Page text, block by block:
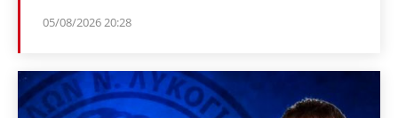
05/08/2026 20:28